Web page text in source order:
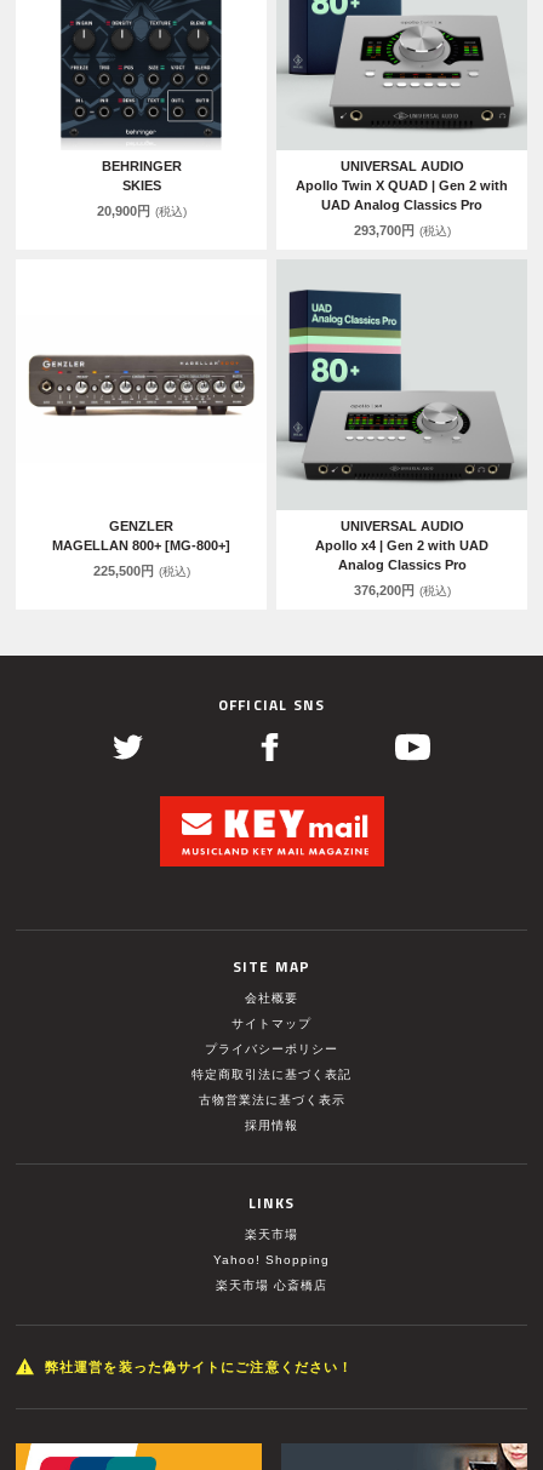
BEHRINGER
SKIES
20,900円 (税込)
UNIVERSAL AUDIO
Apollo Twin X QUAD | Gen 2 with
UAD Analog Classics Pro
293,700円 (税込)
GENZLER
MAGELLAN 800+ [MG-800+]
225,500円 (税込)
UNIVERSAL AUDIO
Apollo x4 | Gen 2 with UAD
Analog Classics Pro
376,200円 (税込)
OFFICIAL SNS
SITE MAP
会社概要
サイトマップ
プライバシーポリシー
特定商取引法に基づく表記
古物営業法に基づく表示
採用情報
LINKS
楽天市場
Yahoo! Shopping
楽天市場 心斎橋店
弊社運営を装った偽サイトにご注意ください！